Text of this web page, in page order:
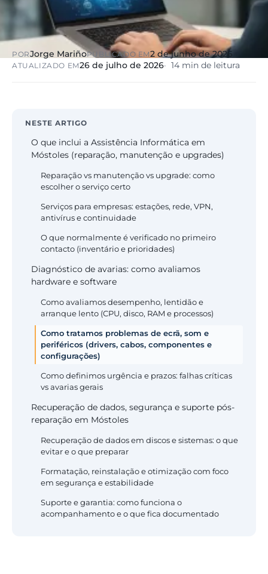
PORJorge MariñoPUBLICADO EM2 de junho de 2026
ATUALIZADO EM26 de julho de 2026 14 min de leitura
NESTE ARTIGO
O que inclui a Assistência Informática em
Móstoles (reparação, manutenção e upgrades)
Reparação vs manutenção vs upgrade: como
escolher o serviço certo
Serviços para empresas: estações, rede, VPN,
antivírus e continuidade
O que normalmente é verificado no primeiro
contacto (inventário e prioridades)
Diagnóstico de avarias: como avaliamos
hardware e software
Como avaliamos desempenho, lentidão e
arranque lento (CPU, disco, RAM e processos)
Como tratamos problemas de ecrã, som e
periféricos (drivers, cabos, componentes e
configurações)
Como definimos urgência e prazos: falhas críticas
vs avarias gerais
Recuperação de dados, segurança e suporte pós-
reparação em Móstoles
Recuperação de dados em discos e sistemas: o que
evitar e o que preparar
Formatação, reinstalação e otimização com foco
em segurança e estabilidade
Suporte e garantia: como funciona o
acompanhamento e o que fica documentado